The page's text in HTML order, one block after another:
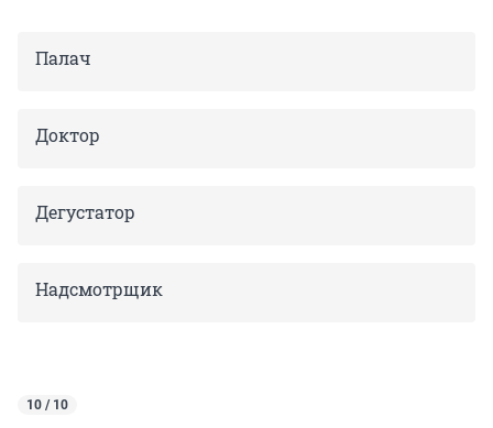
Палач
Доктор
Дегустатор
Надсмотрщик
10 / 10